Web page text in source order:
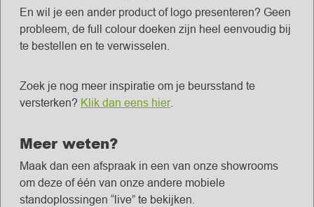
En wil je een ander product of logo presenteren? Geen
probleem, de full colour doeken zijn heel eenvoudig bij
te bestellen en te verwisselen.
Zoek je nog meer inspiratie om je beursstand te
versterken? Klik dan eens hier.
Meer weten?
Maak dan een afspraak in een van onze showrooms
om deze of één van onze andere mobiele
standoplossingen “live” te bekijken.